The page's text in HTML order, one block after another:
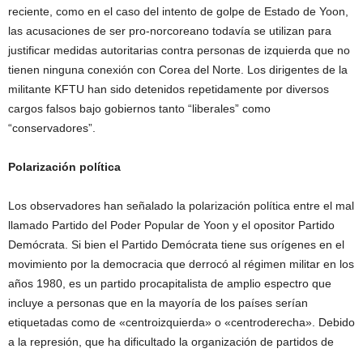
reciente, como en el caso del intento de golpe de Estado de Yoon,
las acusaciones de ser pro-norcoreano todavía se utilizan para
justificar medidas autoritarias contra personas de izquierda que no
tienen ninguna conexión con Corea del Norte. Los dirigentes de la
militante KFTU han sido detenidos repetidamente por diversos
cargos falsos bajo gobiernos tanto “liberales” como
“conservadores”.
Polarización política
Los observadores han señalado la polarización política entre el mal
llamado Partido del Poder Popular de Yoon y el opositor Partido
Demócrata. Si bien el Partido Demócrata tiene sus orígenes en el
movimiento por la democracia que derrocó al régimen militar en los
años 1980, es un partido procapitalista de amplio espectro que
incluye a personas que en la mayoría de los países serían
etiquetadas como de «centroizquierda» o «centroderecha». Debido
a la represión, que ha dificultado la organización de partidos de